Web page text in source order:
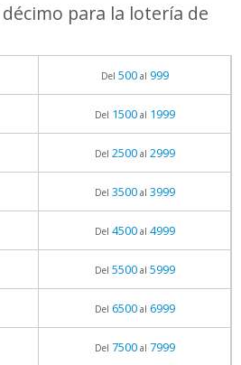
para la lotería de
Del 500al 999
Del 1500al 1999
Del 2500al 2999
Del 3500al 3999
Del 4500al 4999
Del 5500al 5999
Del 6500al 6999
Del 7500al 7999